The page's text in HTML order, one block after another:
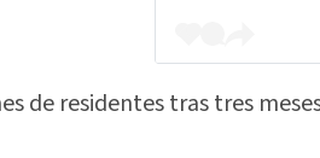
de residentes tras tres